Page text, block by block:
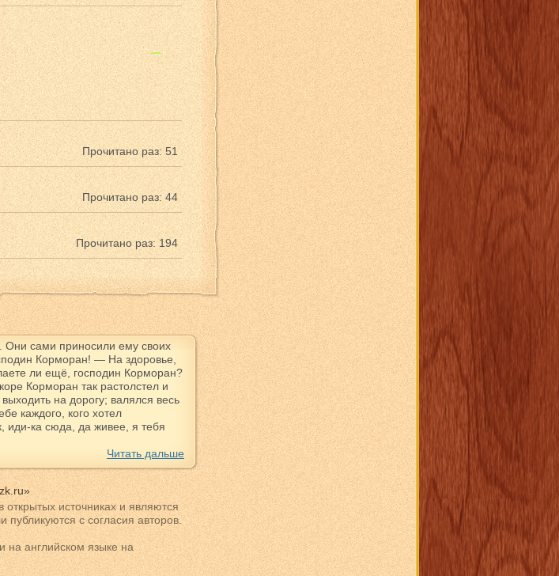
и умного солдата
Прочитано раз: 51
Прочитано раз: 44
Прочитано раз: 194
Они сами приносили ему своих
Корморан! — На здоровье,
ли ещё, господин Корморан?
Корморан так растолстел и
на дорогу; валялся весь
каждого, кого хотел
иди-ка сюда, да живее, я тебя
Читать дальше
источниках и являются
с согласия авторов.
на английском языке на